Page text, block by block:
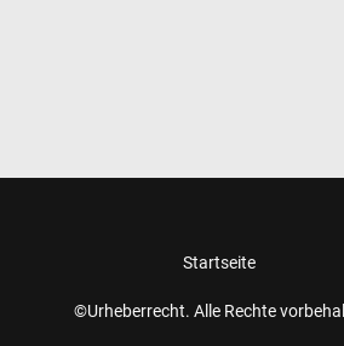
Startseite
©Urheberrecht. Alle Rechte